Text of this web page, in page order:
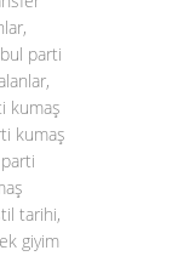
parti
kumaş
kumaş
tarihi,
giyim